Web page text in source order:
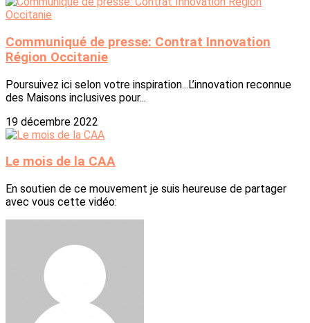
Communiqué de presse: Contrat Innovation
Région Occitanie
Poursuivez ici selon votre inspiration...L’innovation reconnue
des Maisons inclusives pour...
19 décembre 2022
Le mois de la CAA
En soutien de ce mouvement je suis heureuse de partager
avec vous cette vidéo: